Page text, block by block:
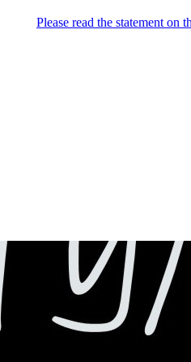
Please read the statement on